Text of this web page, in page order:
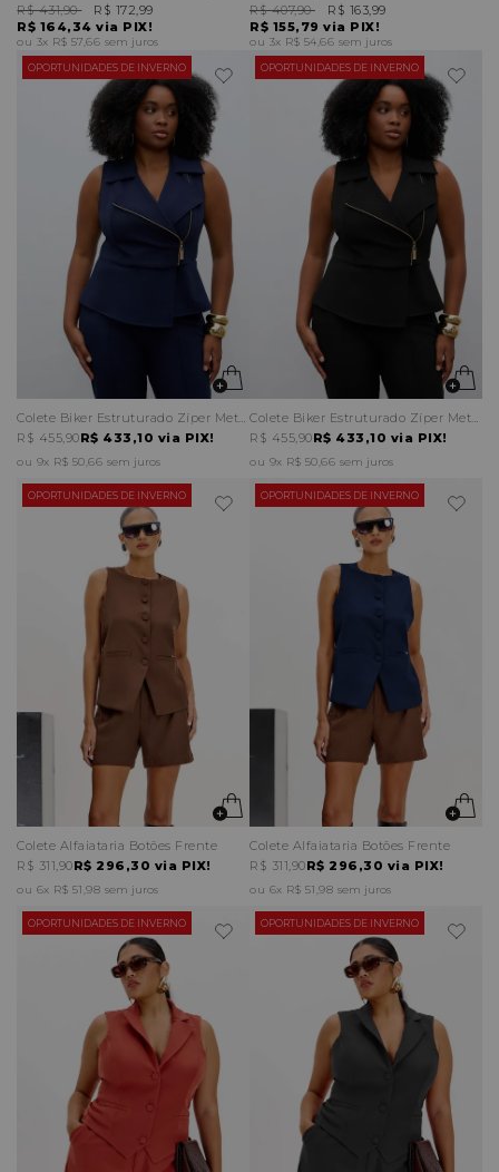
R$ 164,34 via PIX!
R$ 431,90 R$ 172,99
3x R$ 57,66 sem juros
R$ 155,79 via PIX!
R$ 407,90 R$ 163,99
3x R$ 54,66 sem juros
OPORTUNIDADES DE INVERNO
Colete Biker Estruturado Zíper Metálico
R$ 433,10 via PIX!
R$ 455,90
9x R$ 50,66 sem juros
OPORTUNIDADES DE INVERNO
Colete Biker Estruturado Zíper Metálico
R$ 433,10 via PIX!
R$ 455,90
9x R$ 50,66 sem juros
OPORTUNIDADES DE INVERNO
Colete Alfaiataria Botões Frente
R$ 296,30 via PIX!
R$ 311,90
6x R$ 51,98 sem juros
OPORTUNIDADES DE INVERNO
Colete Alfaiataria Botões Frente
R$ 296,30 via PIX!
R$ 311,90
6x R$ 51,98 sem juros
OPORTUNIDADES DE INVERNO OPORTUNIDADES DE INVERNO